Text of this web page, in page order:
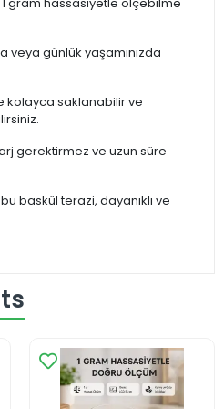
veya günlük yaşamınızda
kolayca saklanabilir ve
gerektirmez ve uzun süre
baskül terazi, dayanıklı ve